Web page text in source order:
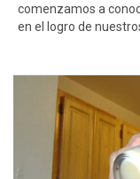
comenzamos a
en el logro de